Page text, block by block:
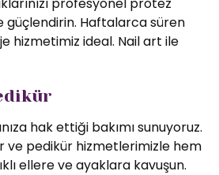
güçlendirin. Haftalarca süren
hizmetimiz ideal. Nail art ile
hak ettiği bakımı sunuyoruz.
ve pedikür hizmetlerimizle hem
ellere ve ayaklara kavuşun.